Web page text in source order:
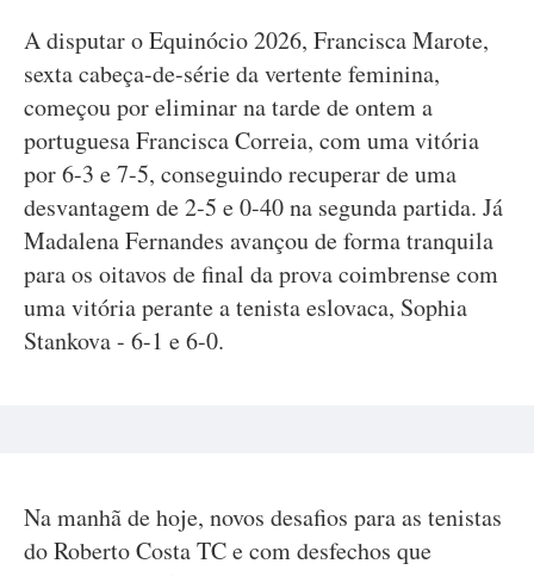
A disputar o Equinócio 2026, Francisca Marote,
sexta cabeça-de-série da vertente feminina,
começou por eliminar na tarde de ontem a
portuguesa Francisca Correia, com uma vitória
por 6-3 e 7-5, conseguindo recuperar de uma
desvantagem de 2-5 e 0-40 na segunda partida. Já
Madalena Fernandes avançou de forma tranquila
para os oitavos de final da prova coimbrense com
uma vitória perante a tenista eslovaca, Sophia
Stankova - 6-1 e 6-0.
Na manhã de hoje, novos desafios para as tenistas
do Roberto Costa TC e com desfechos que